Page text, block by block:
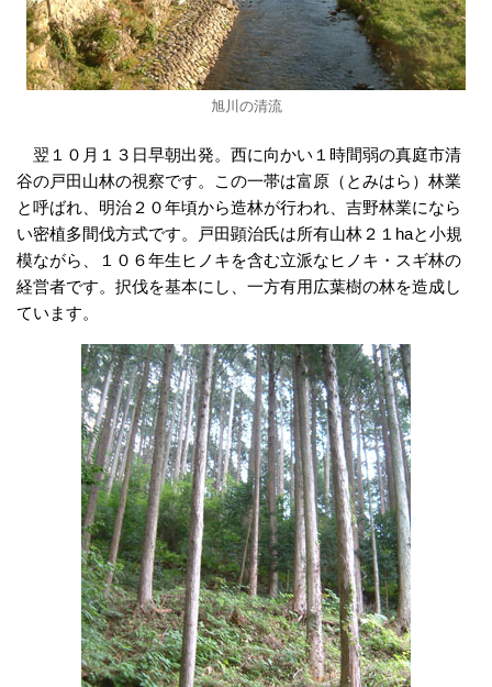
旭川の清流
翌１０月１３日早朝出発。西に向かい１時間弱の真庭市清
谷の戸田山林の視察です。この一帯は富原（とみはら）林業
と呼ばれ、明治２０年頃から造林が行われ、吉野林業になら
い密植多間伐方式です。戸田顕治氏は所有山林２１haと小規
模ながら、１０６年生ヒノキを含む立派なヒノキ・スギ林の
経営者です。択伐を基本にし、一方有用広葉樹の林を造成し
ています。